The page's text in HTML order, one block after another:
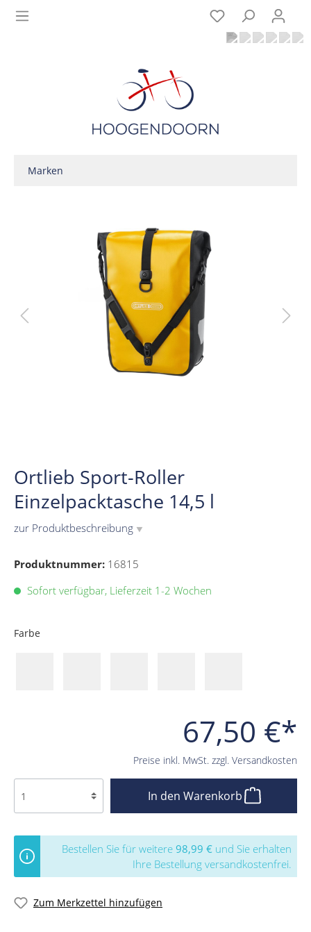
Marken
Ortlieb Sport-Roller
Einzelpacktasche 14,5 l
zur Produktbeschreibung ▼
Produktnummer: 16815
67,50 €*
Preise inkl. MwSt. zzgl. Versandkosten
Sofort verfügbar, Lieferzeit 1-2 Wochen
Farbe
In den Warenkorb
Bestellen Sie für weitere 98,99 € und Sie erhalten
Ihre Bestellung versandkostenfrei.
Zum Merkzettel hinzufügen